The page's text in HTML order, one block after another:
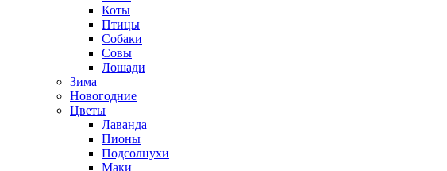
Коты
Птицы
Собаки
Совы
Лошади
Зима
Новогодние
Цветы
Лаванда
Пионы
Подсолнухи
Маки